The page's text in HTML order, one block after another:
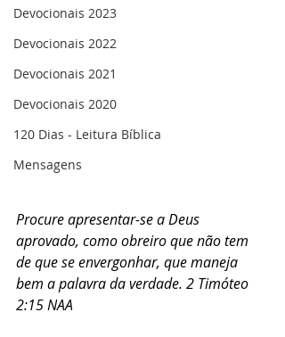
Devocionais 2023
Devocionais 2022
Devocionais 2021
Devocionais 2020
120 Dias - Leitura Bíblica
Mensagens
Procure apresentar-se a Deus
aprovado, como obreiro que não tem
de que se envergonhar, que maneja
bem a palavra da verdade. ‭2 Timóteo
2:15 NAA‬